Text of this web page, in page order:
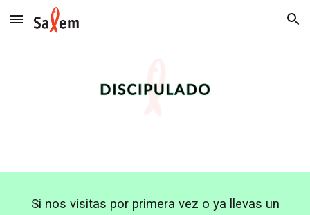
Skip to main content Skip to navigation
Si nos visitas por primera vez o ya llevas un